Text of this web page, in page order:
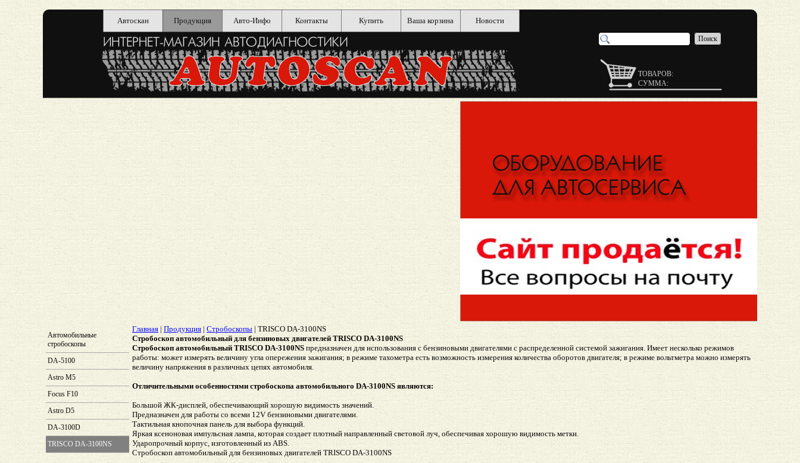
Поиск
ТОВАРОВ:
СУММА:
Автоскан Продукция Авто-Инфо Контакты Купить Ваша корзина Новости
Автомобильные
стробоскопы
DA-5100
Astro M5
Focus F10
Astro D5
DA-3100D
TRISCO DA-3100NS
Главная | Продукция | Стробоскопы | TRISCO DA-3100NS
Cтробоскоп автомобильный для бензиновых двигателей TRISCO DA-3100NS
Cтробоскоп автомобильный TRISCO DA-3100NS предназначен для использования с бензиновыми двигателями с распределенной системой зажигания. Имеет несколько режимов
работы: может измерять величину угла опережения зажигания; в режиме тахометра есть возможность измерения количества оборотов двигателя; в режиме вольтметра можно измерять
величину напряжения в различных цепях автомобиля.
Отличительными особенностями стробоскопа автомобильного DA-3100NS являются:
Большой ЖК-дисплей, обеспечивающий хорошую видимость значений.
Предназначен для работы со всеми 12V бензиновыми двигателями.
Тактильная кнопочная панель для выбора функций.
Яркая ксеноновая импульсная лампа, которая создает плотный направленный световой луч, обеспечивая хорошую видимость метки.
Ударопрочный корпус, изготовленный из ABS.
Cтробоскоп автомобильный для бензиновых двигателей TRISCO DA-3100NS